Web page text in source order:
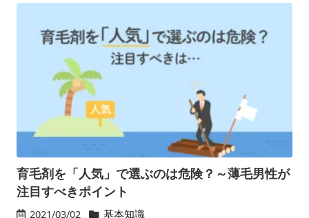
育毛剤を「人気」で選ぶのは危険？～薄毛男性が
注目すべきポイント
2021/03/02 基本知識